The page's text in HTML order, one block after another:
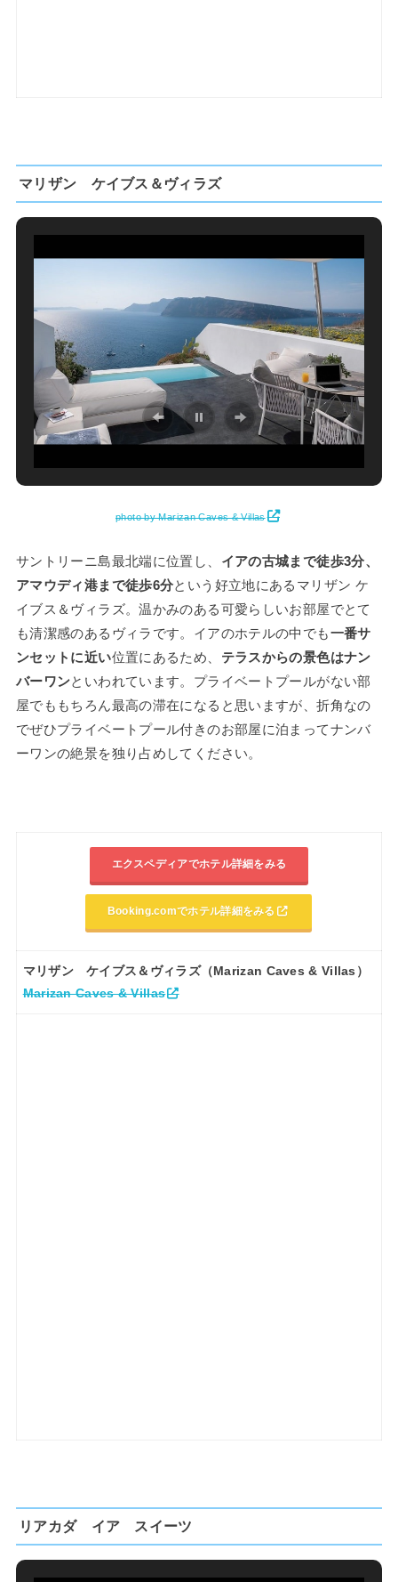
マリザン ケイブス＆ヴィラズ
photo by Marizan Caves & Villas
サントリーニ島最北端に位置し、 イアの古城まで徒歩3分、
アマウディ港まで徒歩6分という好立地にあるマリザン ケ
イブス＆ヴィラズ。温かみのある可愛らしいお部屋でとて
も清潔感のあるヴィラです。イアのホテルの中でも一番サ
ンセットに近い位置にあるため、 テラスからの景色はナン
バーワンといわれています。プライベートプールがない部
屋でももちろん最高の滞在になると思いますが、折角なの
でぜひプライベートプール付きのお部屋に泊まってナンバ
ーワンの絶景を独り占めしてください。
エクスペディアでホテル詳細をみる
Booking.comでホテル詳細をみる
マリザン ケイブス＆ヴィラズ（Marizan Caves & Villas）
Marizan Caves & Villas
リアカダ イア スイーツ